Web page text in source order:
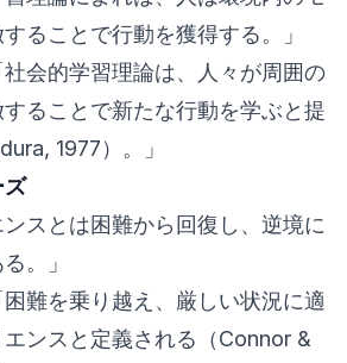
ることで行動を獲得する。」
社会的学習理論は、人々が周囲の
ることで新たな行動を学ぶと提
1977）。」
ズ
ンスとは困難から回復し、逆境に
。」
困難を乗り越え、厳しい状況に適
ンスと定義される（Connor &